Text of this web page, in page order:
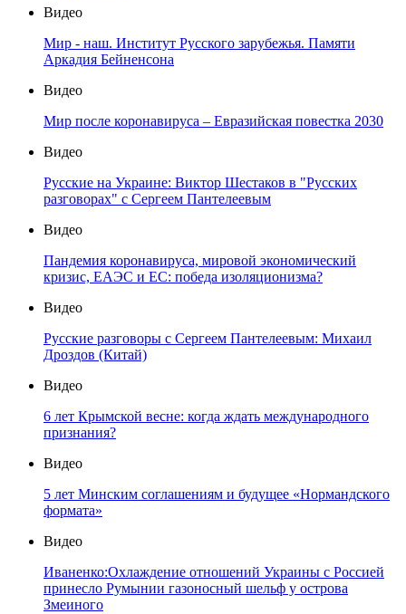
Видео
Мир - наш. Институт Русского зарубежья. Памяти
Аркадия Бейненсона
Видео
Мир после коронавируса – Евразийская повестка 2030
Видео
Русские на Украине: Виктор Шестаков в "Русских
разговорах" с Сергеем Пантелеевым
Видео
Пандемия коронавируса, мировой экономический
кризис, ЕАЭС и ЕС: победа изоляционизма?
Видео
Русские разговоры с Сергеем Пантелеевым: Михаил
Дроздов (Китай)
Видео
6 лет Крымской весне: когда ждать международного
признания?
Видео
5 лет Минским соглашениям и будущее «Нормандского
формата»
Видео
Иваненко:Охлаждение отношений Украины с Россией
принесло Румынии газоносный шельф у острова
Змеиного